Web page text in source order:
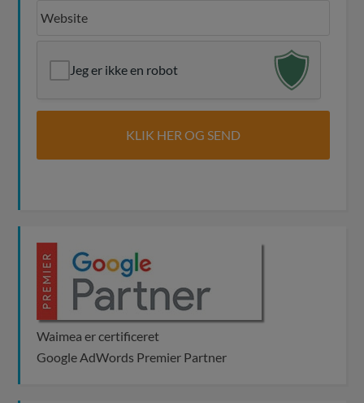
Jeg er ikke en robot
Waimea er certificeret
Google AdWords Premier Partner